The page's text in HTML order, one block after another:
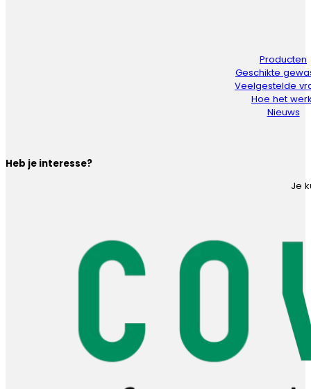
Producten
Geschikte
Veelgestelde
Hoe het
Nieuws
Heb je interesse?
Je